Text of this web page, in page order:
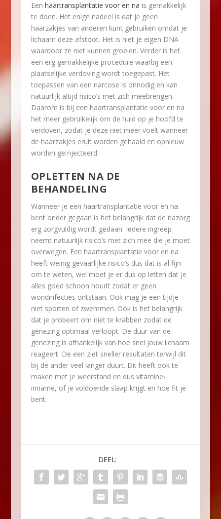
Een haartransplantatie voor en na is gemakkelijk
te doen. Het enige nadeel is dat je geen
haarzakjes van anderen kunt gebruiken omdat je
lichaam deze afstoot. Het is niet je eigen DNA
waardoor ze niet kunnen groeien. Verder is het
een erg gemakkelijke procedure waarbij een
plaatselijke verdoving wordt toegepast. Het
toepassen van een narcose is onnodig en kan
natuurlijk altijd risico’s met zich meebrengen.
Daarom is bij een haartransplantatie voor en na
het meer gebruikelijk om de huid op je hoofd te
verdoven, zodat je deze niet meer voelt wanneer
de haarzakjes eruit worden gehaald en opnieuw
worden geïnjecteerd.
OPLETTEN NA DE
BEHANDELING
Wanneer je een haartransplantatie voor en na
bent onder gegaan is het belangrijk dat de nazorg
erg zorgvuldig wordt gedaan. Iedere ingreep
neemt natuurlijk risico’s met zich mee die je moet
overwegen. Een haartransplantatie voor en na
heeft weinig gevaarlijke risico’s dus dat is al fijn
om te weten, wel moet je er dus op letten dat je
alles goed schoon houdt zodat er geen
wondinfecties ontstaan. Ook mag je een tijdje
niet sporten of zwemmen. Ook is het belangrijk
dat je probeert om niet te krabben zodat de
genezing optimaal verloopt. De duur van de
genezing is afhankelijk van hoe snel jouw lichaam
reageert. De een ziet sneller resultaten terwijl dit
bij de ander veel langer duurt. Dit heeft ook te
maken met je weerstand en dus vitamine-
inname, of je voldoende slaap krijgt en hoe fit je
bent.
DEEL: